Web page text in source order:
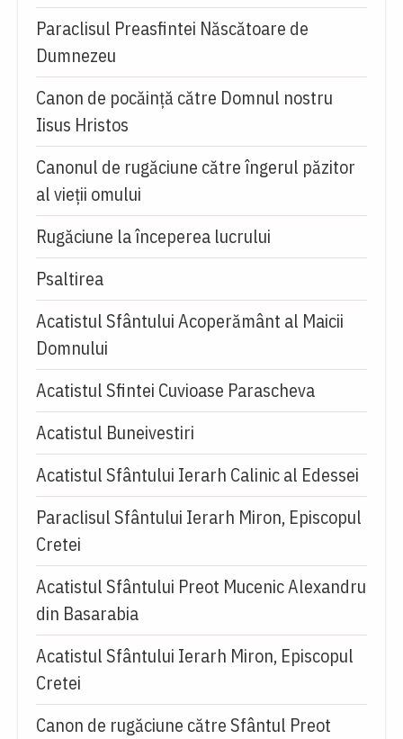
Paraclisul Preasfintei Născătoare de
Dumnezeu
Canon de pocăință către Domnul nostru
Iisus Hristos
Canonul de rugăciune către îngerul păzitor
al vieții omului
Rugăciune la începerea lucrului
Psaltirea
Acatistul Sfântului Acoperământ al Maicii
Domnului
Acatistul Sfintei Cuvioase Parascheva
Acatistul Buneivestiri
Acatistul Sfântului Ierarh Calinic al Edessei
Paraclisul Sfântului Ierarh Miron, Episcopul
Cretei
Acatistul Sfântului Preot Mucenic Alexandru
din Basarabia
Acatistul Sfântului Ierarh Miron, Episcopul
Cretei
Canon de rugăciune către Sfântul Preot